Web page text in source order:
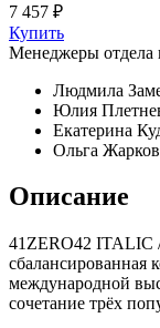
7 457 ₽
Купить
Менеджеры отдела
Людмила
Юлия
Екатерина
Ольга
Описание
41ZERO42
сбалансированная
международной
сочетание трёх